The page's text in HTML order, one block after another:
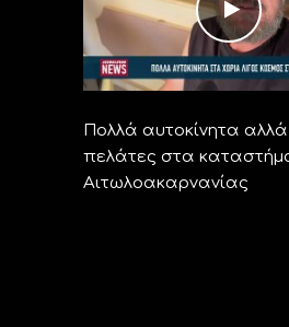
Πολλά αυτοκίνητα αλλά
πελάτες στα
Αιτωλοακαρνανίας